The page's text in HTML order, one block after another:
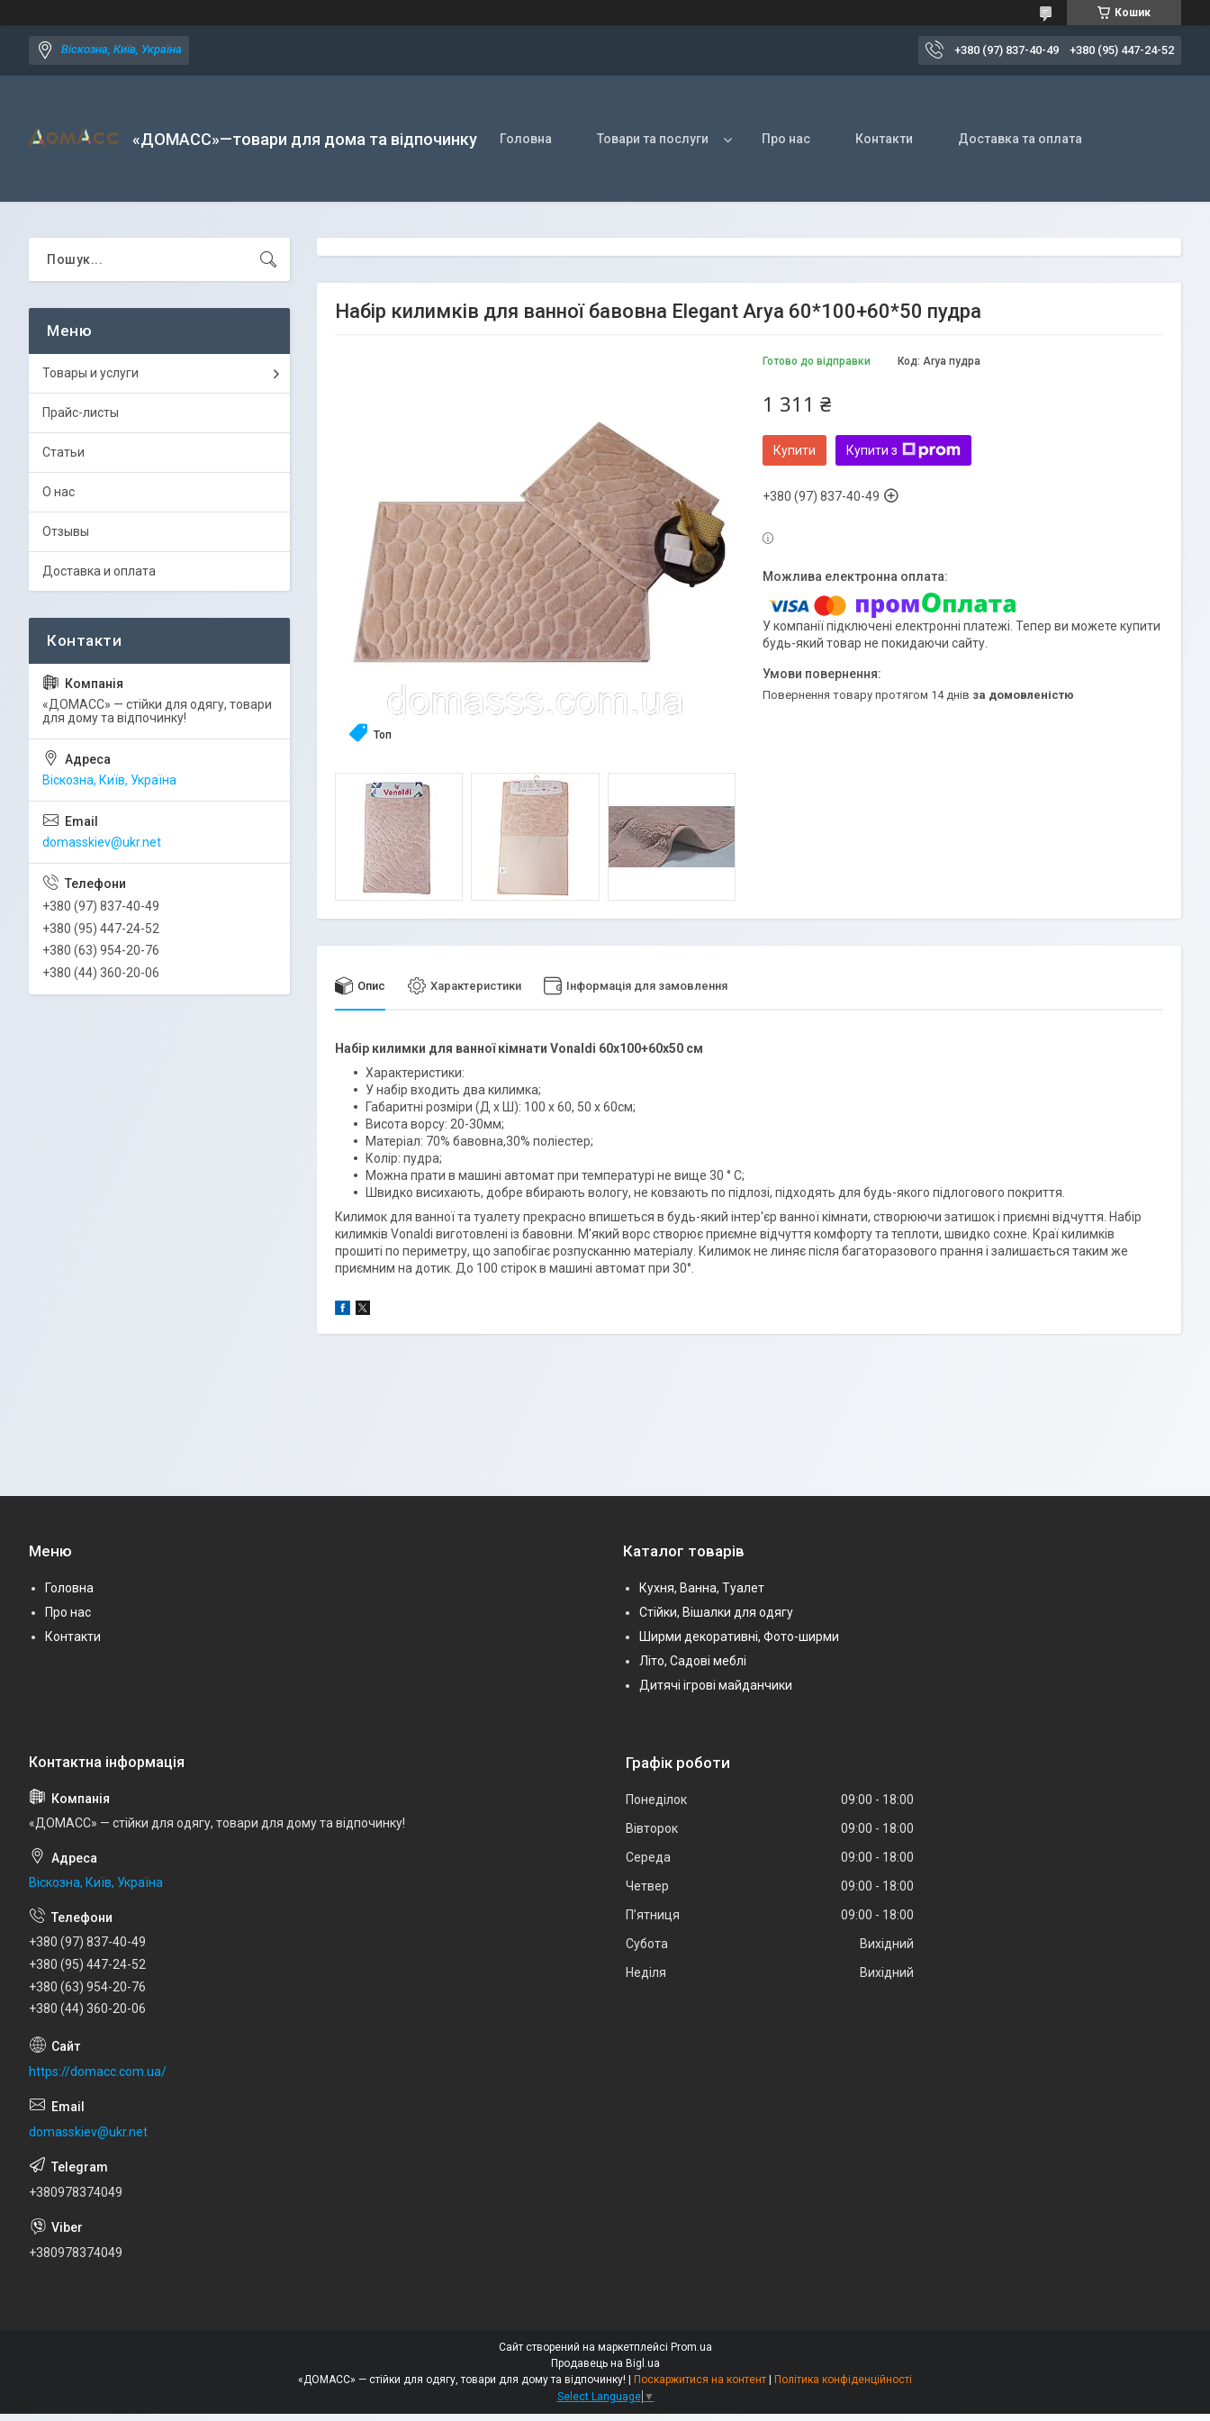
Кошик
Віскозна, Київ, Україна +380 (97) 837-40-49 +380 (95) 447-24-52
«ДОМАСС»—товари для дома та відпочинку Головна Товари та послуги Про нас Контакти Доставка та оплата
Набір килимків для ванної бавовна Elegant Arya 60*100+60*50 пудра
Топ
Готово до відправки Код: Arya пудра
1 311 ₴
Купити Купити з
+380 (97) 837-40-49
У компанії підключені електронні платежі. Тепер ви можете купити
будь-який товар не покидаючи сайту.
повернення товару протягом 14 днів за домовленістю
Опис Характеристики Інформація для замовлення
Набір килимки для ванної кімнати Vonaldi 60х100+60х50 см
Характеристики:
У набір входить два килимка;
Габаритні розміри (Д х Ш): 100 х 60, 50 х 60см;
Висота ворсу: 20-30мм;
Матеріал: 70% бавовна,30% поліестер;
Колір: пудра;
Можна прати в машині автомат при температурі не вище 30 ° C;
Швидко висихають, добре вбирають вологу, не ковзають по підлозі, підходять для будь-якого підлогового покриття.
Килимок для ванної та туалету прекрасно впишеться в будь-який інтер'єр ванної кімнати, створюючи затишок і приємні відчуття. Набір
килимків Vonaldi виготовлені із бавовни. М'який ворс створює приємне відчуття комфорту та теплоти, швидко сохне. Краї килимків
прошиті по периметру, що запобігає розпусканню матеріалу. Килимок не линяє після багаторазового прання і залишається таким же
приємним на дотик. До 100 стірок в машині автомат при 30°.
Товары и услуги
Прайс-листы
Статьи
О нас
Отзывы
Доставка и оплата
«ДОМАСС» — стійки для одягу, товари
для дому та відпочинку!
Віскозна, Київ, Україна
domasskiev@ukr.net
+380 (97) 837-40-49
+380 (95) 447-24-52
+380 (63) 954-20-76
+380 (44) 360-20-06
Меню
Головна
Про нас
Контакти
Каталог товарів
Кухня, Ванна, Туалет
Стійки, Вішалки для одягу
Ширми декоративні, Фото-ширми
Літо, Садові меблі
Дитячі ігрові майданчики
«ДОМАСС» — стійки для одягу, товари для дому та відпочинку!
Віскозна, Київ, Україна
+380 (97) 837-40-49
+380 (95) 447-24-52
+380 (63) 954-20-76
+380 (44) 360-20-06
https://domacc.com.ua/
domasskiev@ukr.net
+380978374049
+380978374049
Графік роботи
Понеділок 09:00
18:00
Вівторок
09:00
18:00
Середа
09:00
18:00
Четвер
09:00
18:00
Пʼятниця
09:00
18:00
Субота
Вихідний
Неділя
Вихідний
Сайт створений на маркетплейсі Prom.ua
Продавець на Bigl.ua
Поскаржитися на контент
Політика конфіденційності
Select Language ▼